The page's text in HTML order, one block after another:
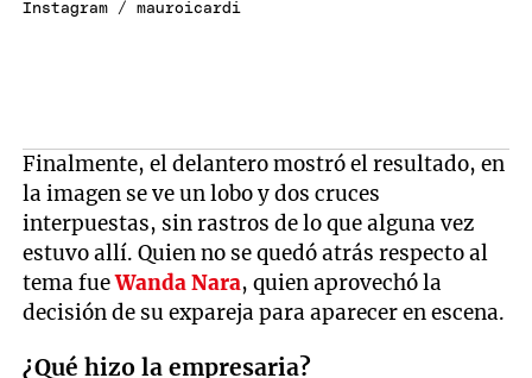
Instagram / mauroicardi
Finalmente, el delantero mostró el resultado, en
la imagen se ve un lobo y dos cruces
interpuestas, sin rastros de lo que alguna vez
estuvo allí. Quien no se quedó atrás respecto al
tema fueWanda Nara, quien aprovechó la
decisión de su expareja para aparecer en escena.
¿Qué hizo la empresaria?